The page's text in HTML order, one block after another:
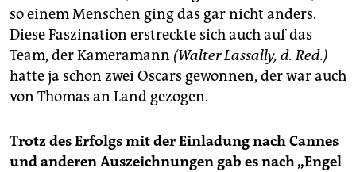
so einem Menschen ging das gar nicht anders.
Diese Faszination erstreckte sich auch auf das
Team, der Kameramann (Walter Lassally, d. Red.)
hatte ja schon zwei Oscars gewonnen, der war auch
von Thomas an Land gezogen.
Trotz des Erfolgs mit der Einladung nach Cannes
und anderen Auszeichnungen gab es nach „Engel